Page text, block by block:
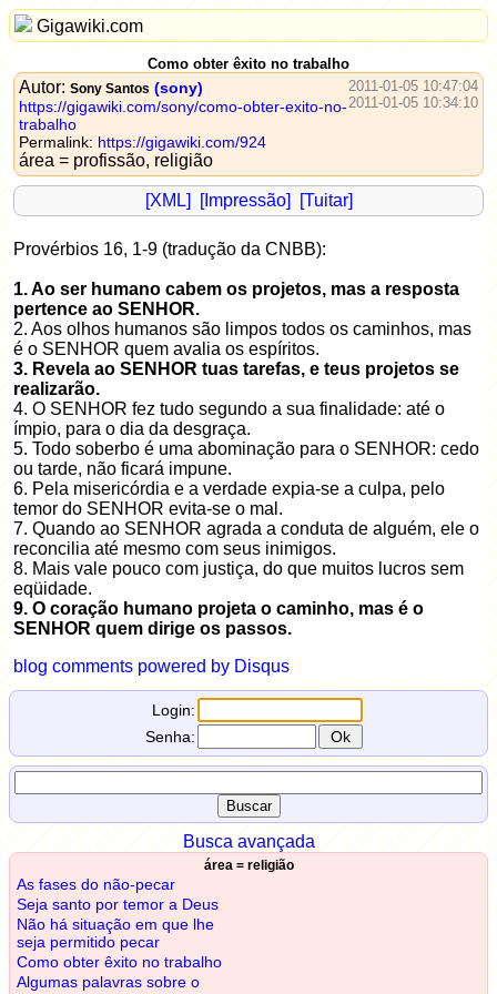
Gigawiki.com
Como obter êxito no trabalho
2011-01-05 10:47:04
2011-01-05 10:34:10
Autor: Sony Santos (sony)
https://gigawiki.com/sony/como-obter-exito-no-
trabalho
Permalink: https://gigawiki.com/924
área = profissão, religião
[XML] [Impressão] [Tuitar]
Provérbios 16, 1-9 (tradução da CNBB):
1. Ao ser humano cabem os projetos, mas a resposta
pertence ao SENHOR.
2. Aos olhos humanos são limpos todos os caminhos, mas
é o SENHOR quem avalia os espíritos.
3. Revela ao SENHOR tuas tarefas, e teus projetos se
realizarão.
4. O SENHOR fez tudo segundo a sua finalidade: até o
ímpio, para o dia da desgraça.
5. Todo soberbo é uma abominação para o SENHOR: cedo
ou tarde, não ficará impune.
6. Pela misericórdia e a verdade expia-se a culpa, pelo
temor do SENHOR evita-se o mal.
7. Quando ao SENHOR agrada a conduta de alguém, ele o
reconcilia até mesmo com seus inimigos.
8. Mais vale pouco com justiça, do que muitos lucros sem
eqüidade.
9. O coração humano projeta o caminho, mas é o
SENHOR quem dirige os passos.
blog comments powered by Disqus
Login:
Senha:
Busca avançada
área = religião
As fases do não-pecar
Seja santo por temor a Deus
Não há situação em que lhe
seja permitido pecar
Como obter êxito no trabalho
Algumas palavras sobre o